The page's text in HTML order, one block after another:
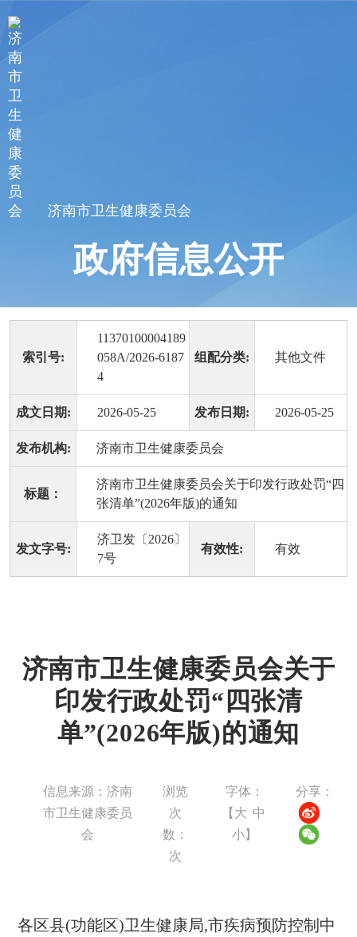
济南市卫生健康委员会
政府信息公开
索引号:
11370100004189
058A/2026-6187
4
组配分类: 其他文件
成文日期: 2026-05-25 发布日期: 2026-05-25
发布机构: 济南市卫生健康委员会
标题：
济南市卫生健康委员会关于印发行政处罚“四
张清单”(2026年版)的通知
发文字号:
济卫发〔2026〕
7号
有效性: 有效
济南市卫生健康委员会关于
印发行政处罚“四张清
单”(2026年版)的通知
信息来源：济南
市卫生健康委员
会
浏览
次
数：
次
字体：
【 大 中
小】
分享：
各区县(功能区)卫生健康局,市疾病预防控制中